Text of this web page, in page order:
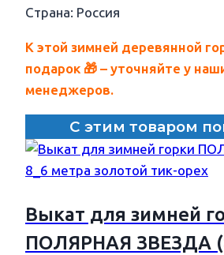
Страна: Россия
К этой зимней деревянной
подарок 🎁 – уточняйте у
менеджеров.
С этим товаром
Выкат для зимней
ПОЛЯРНАЯ ЗВЕЗДА